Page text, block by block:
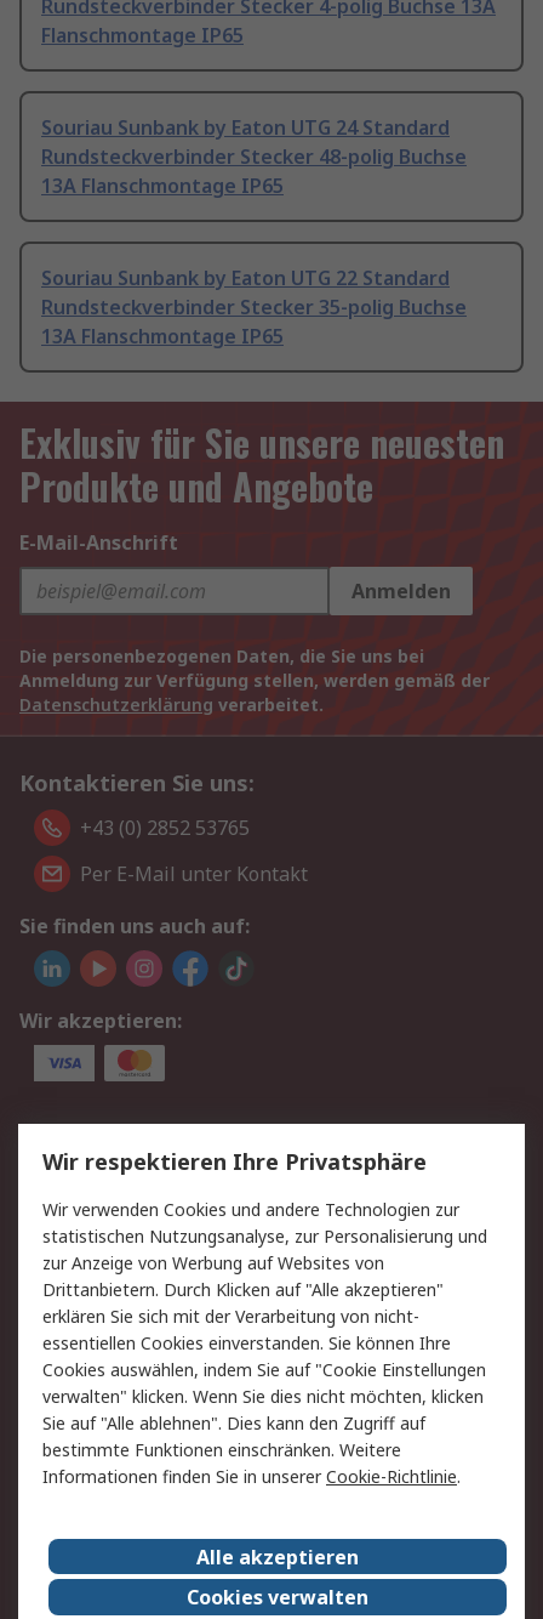
Rundsteckverbinder Stecker 4-polig Buchse 13A
Flanschmontage IP65
Souriau Sunbank by Eaton UTG 24 Standard
Rundsteckverbinder Stecker 48-polig Buchse
13A Flanschmontage IP65
Souriau Sunbank by Eaton UTG 22 Standard
Rundsteckverbinder Stecker 35-polig Buchse
13A Flanschmontage IP65
Exklusiv für Sie unsere neuesten
Produkte und Angebote
E-Mail-Anschrift
Anmelden
Die personenbezogenen Daten, die Sie uns bei
Anmeldung zur Verfügung stellen, werden gemäß der
Datenschutzerklärung verarbeitet.
Kontaktieren Sie uns:
+43 (0) 2852 53765
Per E-Mail unter Kontakt
Sie finden uns auch auf:
Wir akzeptieren:
Service
Value Added Services
Lieferlösungen
Rücksendung/Entsorgung Kontakt
Hilfe
Rechtliches
RS Verkaufs- und
Lieferbedingungen
Datenschutz
Cookie-Richtlinie
Zahlungsbedingungen
Impressum
Webseite Konditionen
RS weltweit
Karriere bei RS
Nachhaltigkeit
Wir respektieren Ihre Privatsphäre
Wir verwenden Cookies und andere Technologien zur
statistischen Nutzungsanalyse, zur Personalisierung und
zur Anzeige von Werbung auf Websites von
Drittanbietern. Durch Klicken auf "Alle akzeptieren"
erklären Sie sich mit der Verarbeitung von nicht-
essentiellen Cookies einverstanden. Sie können Ihre
Cookies auswählen, indem Sie auf "Cookie Einstellungen
verwalten" klicken. Wenn Sie dies nicht möchten, klicken
Sie auf "Alle ablehnen". Dies kann den Zugriff auf
bestimmte Funktionen einschränken. Weitere
Informationen finden Sie in unsererCookie-Richtlinie.
Alle akzeptieren
Cookies verwalten